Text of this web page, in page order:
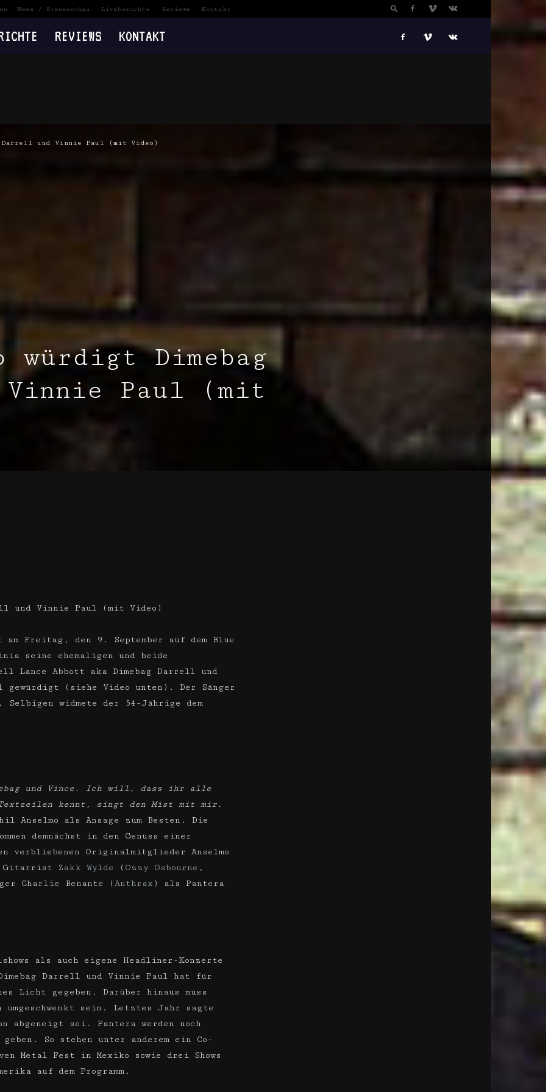
News / Presseschau Liveberichte Reviews Kontakt
REVIEWS KONTAKT
Darrell und Vinnie Paul (mit Video)
würdigt Dimebag
Paul (mit
und Vinnie Paul (mit Video)
Freitag, den 9. September auf dem Blue
seine ehemaligen und beide
Lance Abbott aka Dimebag Darrell und
gewürdigt (siehe Video unten). Der Sänger
Selbigen widmete der 54-Jährige dem
und Vince. Ich will, dass ihr alle
Textzeilen kennt, singt den Mist mit mir.
Anselmo als Ansage zum Besten. Die
demnächst in den Genuss einer
verbliebenen Originalmitglieder Anselmo
Gitarrist
Zakk Wylde ( Ozzy Osbourne ,
Charlie Benante (Anthrax ) als Pantera
als auch eigene Headliner-Konzerte
Darrell und Vinnie Paul hat für
Licht gegeben. Darüber hinaus muss
sein. Letztes Jahr sagte
abgeneigt sei. Pantera werden noch
So stehen unter anderem ein Co-
Metal Fest in Mexiko sowie drei Shows
auf dem Programm.